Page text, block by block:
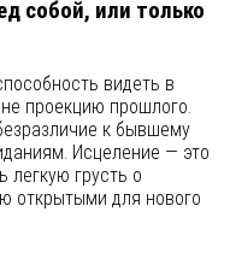
собой, или только
видеть в
проекцию прошлого.
к бывшему
Исцеление — это
легкую грусть о
открытыми для нового